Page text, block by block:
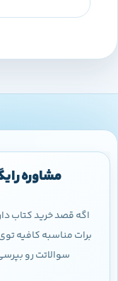
مشاوره
اگه قصد خرید کتاب
برات مناسبه کافیه
سوالاتت رو